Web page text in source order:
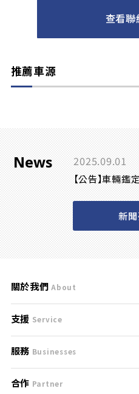
查看
推薦車源
News 2025.09.01
【公告】車輛
新
關於我們 About
刊登規範
服務條款
免責聲明
支援 Service
支援中心
聯絡我們
服務 Businesses
什麼是Goo鑑定？
合作 Partner